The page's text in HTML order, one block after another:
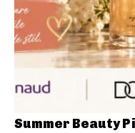
Summer Beauty